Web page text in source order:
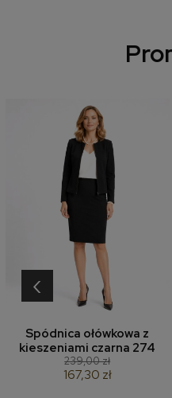
Spódnica ołówkowa z
kieszeniami czarna 274
239,00 zł
167,30 zł
‹